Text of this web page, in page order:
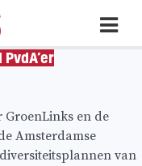
en de
Amsterdamse
van